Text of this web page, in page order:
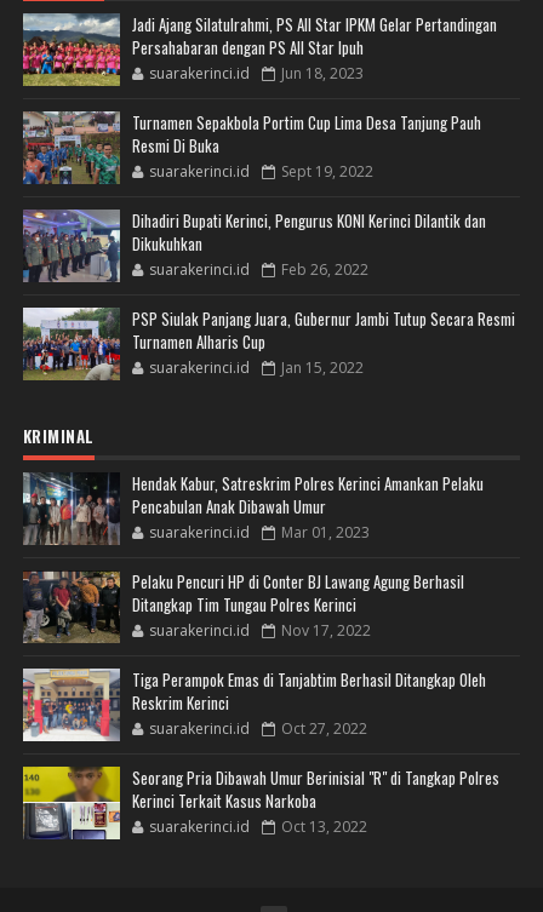
Jadi Ajang Silatulrahmi, PS All Star IPKM Gelar Pertandingan
Persahabaran dengan PS All Star Ipuh
suarakerinci.id Jun 18, 2023
Turnamen Sepakbola Portim Cup Lima Desa Tanjung Pauh
Resmi Di Buka
suarakerinci.id Sept 19, 2022
Dihadiri Bupati Kerinci, Pengurus KONI Kerinci Dilantik dan
Dikukuhkan
suarakerinci.id Feb 26, 2022
PSP Siulak Panjang Juara, Gubernur Jambi Tutup Secara Resmi
Turnamen Alharis Cup
suarakerinci.id Jan 15, 2022
KRIMINAL
Hendak Kabur, Satreskrim Polres Kerinci Amankan Pelaku
Pencabulan Anak Dibawah Umur
suarakerinci.id Mar 01, 2023
Pelaku Pencuri HP di Conter BJ Lawang Agung Berhasil
Ditangkap Tim Tungau Polres Kerinci
suarakerinci.id Nov 17, 2022
Tiga Perampok Emas di Tanjabtim Berhasil Ditangkap Oleh
Reskrim Kerinci
suarakerinci.id Oct 27, 2022
Seorang Pria Dibawah Umur Berinisial "R" di Tangkap Polres
Kerinci Terkait Kasus Narkoba
suarakerinci.id Oct 13, 2022